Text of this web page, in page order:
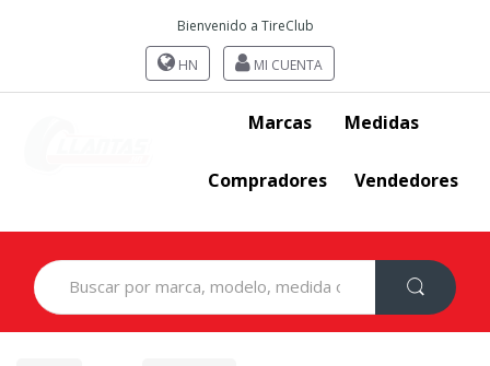
Bienvenido a TireClub
HN MI CUENTA
Marcas Medidas
Compradores Vendedores
Search
for: